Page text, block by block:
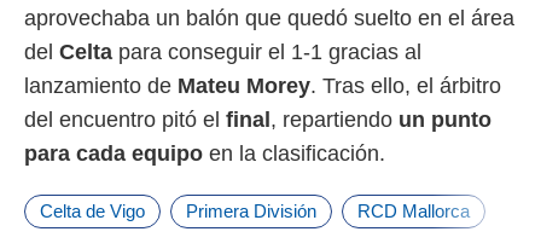
de
1199
aprovechaba un balón que quedó suelto en el área
del Celta para conseguir el 1-1 gracias al
lanzamiento de Mateu Morey. Tras ello, el árbitro
del encuentro pitó el final , repartiendo un punto
para cada equipo en la clasificación.
Celta de Vigo Primera División RCD Mallorca